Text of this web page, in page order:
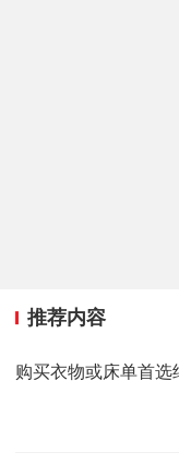
推荐内容
购买衣物或床单首选